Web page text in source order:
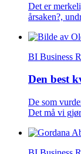
Det er
årsaken?,
BI Business
Den best
De som
Det må vi